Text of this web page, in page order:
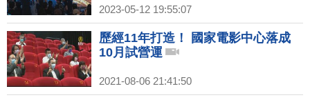
2023-05-12 19:55:07
歷經11年打造！ 國家電影中心落成
10月試營運
2021-08-06 21:41:50